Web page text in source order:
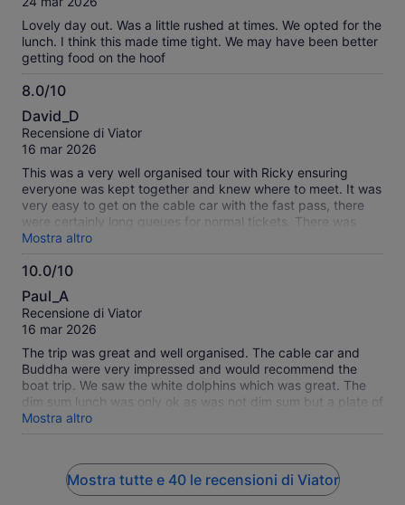
Lovely day out. Was a little rushed at times. We opted for the
lunch. I think this made time tight. We may have been better
getting food on the hoof
8.0/10
8.0
su
10
David_D
Recensione di Viator
16 mar 2026
This was a very well organised tour with Ricky ensuring
everyone was kept together and knew where to meet. It was
very easy to get on the cable car with the fast pass, there
were certainly long queues for normal tickets. There was
enough time to see everything and the transfer to the fishing
village and back was very well organised. The transport
there and back to the Kowloon Hotel was also well organised,
should say that it is just off Nathan Road, not on it.
Mostra altro
10.0/10
10.0
su
10
Paul_A
Recensione di Viator
16 mar 2026
The trip was great and well organised. The cable car and
Buddha were very impressed and would recommend the
boat trip. We saw the white dolphins which was great. The
dim sum lunch was only ok as was not dim sum but a plate of
various items like spring rolls and mushrooms plus noodles
Mostra altro
Mostra tutte e 40 le recensioni di Viator